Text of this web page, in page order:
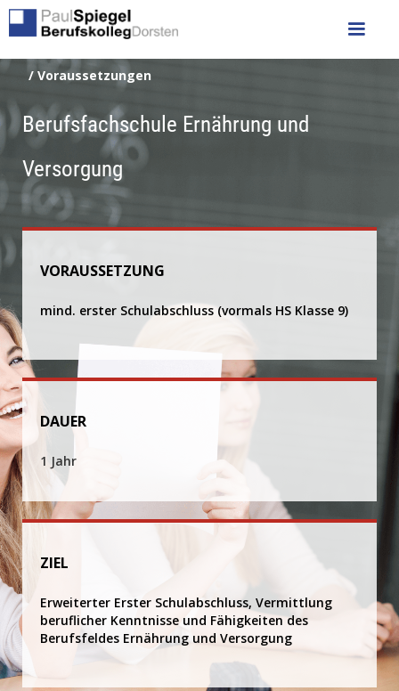
/ Voraussetzungen
Berufsfachschule Ernährung und
Versorgung
VORAUSSETZUNG
mind. erster Schulabschluss (vormals HS Klasse 9)
DAUER
1 Jahr
ZIEL
Erweiterter Erster Schulabschluss, Vermittlung
beruflicher Kenntnisse und Fähigkeiten des
Berufsfeldes Ernährung und Versorgung